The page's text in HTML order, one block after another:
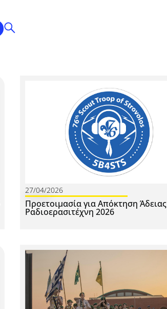
27/04/2026
Προετοιμασία για Απόκτηση Άδειας
Ραδιοερασιτέχνη 2026